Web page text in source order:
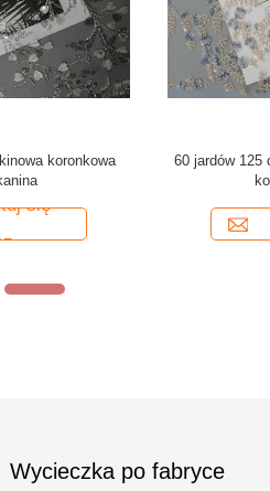
125 CM Geo Party czarna
koronkowa aplikacja z
Skontaktuj się
teraz
Wycieczka po fabryce